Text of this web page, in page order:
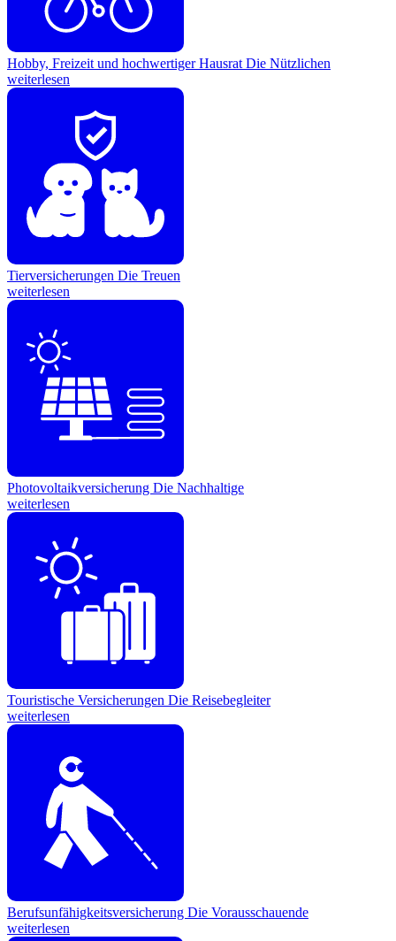
Hobby, Freizeit und hochwertiger Hausrat Die Nützlichen
weiterlesen
Tierversicherungen Die Treuen
weiterlesen
Photovoltaikversicherung Die Nachhaltige
weiterlesen
Touristische Versicherungen Die Reisebegleiter
weiterlesen
Berufsunfähigkeitsversicherung Die Vorausschauende
weiterlesen